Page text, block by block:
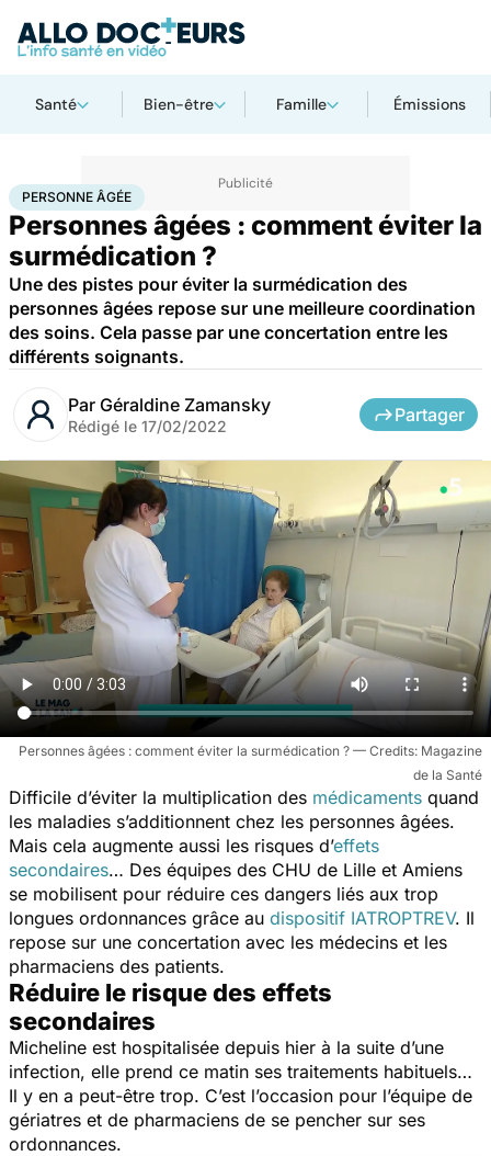
Santé Bien-être Famille Émissions
AccueilSantéMédicaments Personne âgée
PERSONNE ÂGÉE
Personnes âgées : comment éviter la
surmédication ?
Une des pistes pour éviter la surmédication des
personnes âgées repose sur une meilleure coordination
des soins. Cela passe par une concertation entre les
différents soignants.
Par Géraldine Zamansky
Rédigé le 17/02/2022
Partager
Personnes âgées : comment éviter la surmédication ?
Magazine
de la Santé
Difficile d’éviter la multiplication des médicaments quand
les maladies s’additionnent chez les personnes âgées.
Mais cela augmente aussi les risques d’effets
secondaires… Des équipes des CHU de Lille et Amiens
se mobilisent pour réduire ces dangers liés aux trop
longues ordonnances grâce au dispositif IATROPTREV. Il
repose sur une concertation avec les médecins et les
pharmaciens des patients.
Réduire le risque des effets
secondaires
Micheline est hospitalisée depuis hier à la suite d’une
infection, elle prend ce matin ses traitements habituels…
Il y en a peut-être trop. C’est l’occasion pour l’équipe de
gériatres et de pharmaciens de se pencher sur ses
ordonnances.